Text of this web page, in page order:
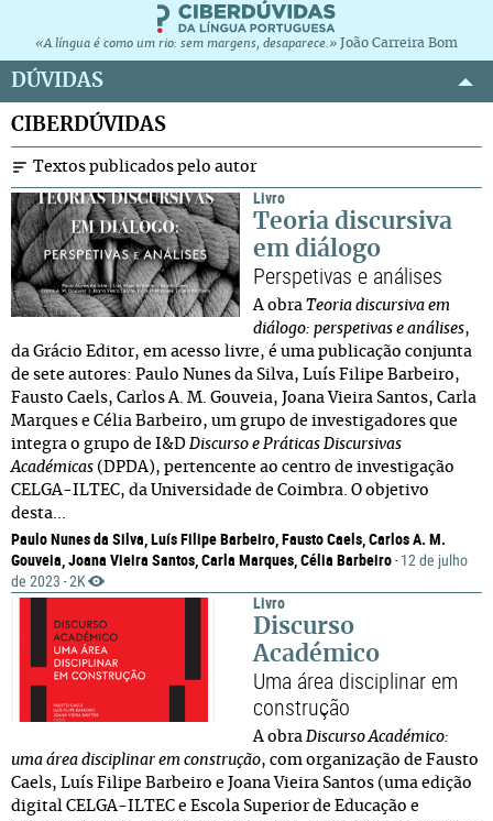
«A língua é como um rio: sem margens, desaparece.» João Carreira Bom
DÚVIDAS
CIBERDÚVIDAS
Textos publicados pelo autor
Livro
Teoria discursiva
em diálogo
Perspetivas e análises
A obra Teoria discursiva em
diálogo: perspetivas e análises,
da Grácio Editor, em acesso livre, é uma publicação conjunta
de sete autores: Paulo Nunes da Silva, Luís Filipe Barbeiro,
Fausto Caels, Carlos A. M. Gouveia, Joana Vieira Santos, Carla
Marques e Célia Barbeiro, um grupo de investigadores que
integra o grupo de I&D Discurso e Práticas Discursivas
Académicas (DPDA), pertencente ao centro de investigação
CELGA-ILTEC, da Universidade de Coimbra. O objetivo
desta...
Paulo Nunes da Silva, Luís Filipe Barbeiro, Fausto Caels, Carlos A. M.
Gouveia, Joana Vieira Santos, Carla Marques, Célia Barbeiro · 12 de julho
de 2023 · 2K
Livro
Discurso
Académico
Uma área disciplinar em
construção
A obra Discurso Académico:
uma área disciplinar em construção, com organização de Fausto
Caels, Luís Filipe Barbeiro e Joana Vieira Santos (uma edição
digital CELGA-ILTEC e Escola Superior de Educação e